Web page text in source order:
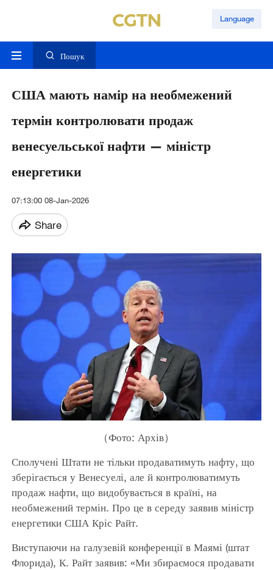
Language
Пошук
США мають намір на необмежений
термін контролювати продаж
венесуельської нафти — міністр
енергетики
07:13:00 08-Jan-2026
Share
（Фото: Архів）
Сполучені Штати не тільки продаватимуть нафту, що
зберігається у Венесуелі, але й контролюватимуть
продаж нафти, що видобувається в країні, на
необмежений термін. Про це в середу заявив міністр
енергетики США Кріс Райт.
Виступаючи на галузевій конференції в Маямі (штат
Флорида), К. Райт заявив: «Ми збираємося продавати